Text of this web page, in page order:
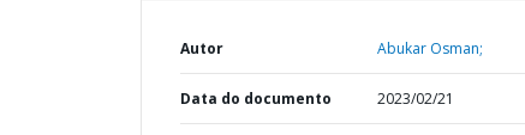
Autor Abukar Osman;
Data do documento 2023/02/21